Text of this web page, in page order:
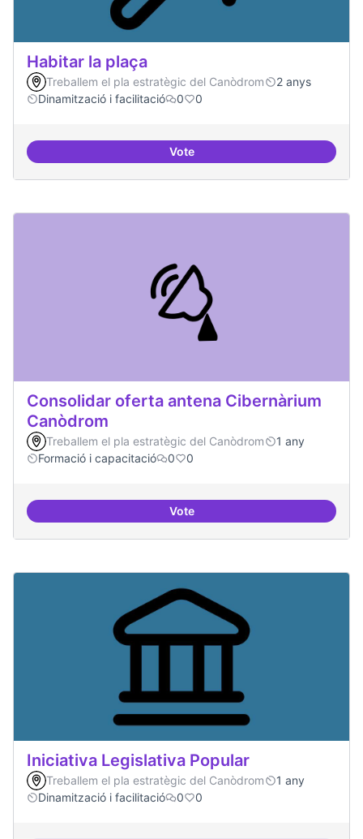
Habitar la plaça
Treballem el pla estratègic del Canòdrom
2 anys
Dinamització i facilitació
0 0
VoteHabitar la plaça
Consolidar oferta antena Cibernàrium
Canòdrom
Treballem el pla estratègic del Canòdrom
1 any
Formació i capacitació
0 0
VoteConsolidar oferta antena
Iniciativa Legislativa Popular
Treballem el pla estratègic del Canòdrom
1 any
Dinamització i facilitació
0 0